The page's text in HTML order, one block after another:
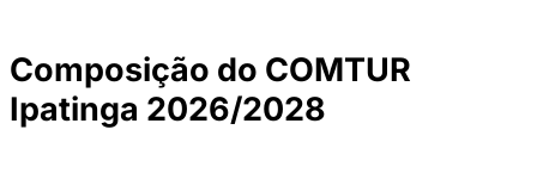
Composição do COMTUR
Ipatinga 2026/2028